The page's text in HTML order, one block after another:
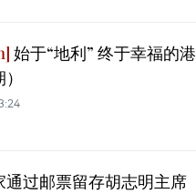
始于“地利” 终于幸福的港
通过邮票留存胡志明主席